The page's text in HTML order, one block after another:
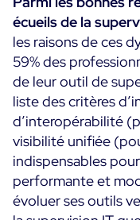
écueils de la
les raisons de ces
59% des
de leur outil de
liste des critères
d’interopérabilité
visibilité unifiée
indispensables
performante et
évoluer ses outils